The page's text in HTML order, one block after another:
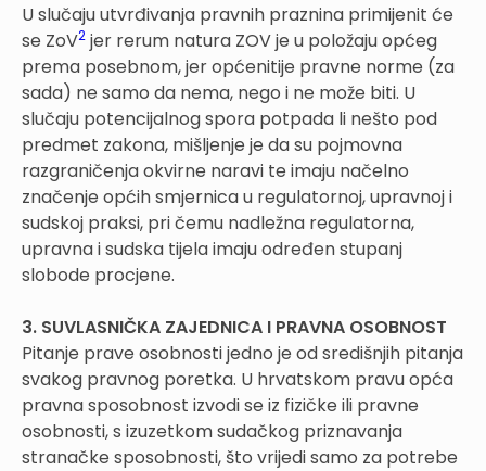
U slučaju utvrđivanja pravnih praznina primijenit će
se ZoV2 jer rerum natura ZOV je u položaju općeg
prema posebnom, jer općenitije pravne norme (za
sada) ne samo da nema, nego i ne može biti. U
slučaju potencijalnog spora potpada li nešto pod
predmet zakona, mišljenje je da su pojmovna
razgraničenja okvirne naravi te imaju načelno
značenje općih smjernica u regulatornoj, upravnoj i
sudskoj praksi, pri čemu nadležna regulatorna,
upravna i sudska tijela imaju određen stupanj
slobode procjene.
3. SUVLASNIČKA ZAJEDNICA I PRAVNA OSOBNOST
Pitanje prave osobnosti jedno je od središnjih pitanja
svakog pravnog poretka. U hrvatskom pravu opća
pravna sposobnost izvodi se iz fizičke ili pravne
osobnosti, s izuzetkom sudačkog priznavanja
stranačke sposobnosti, što vrijedi samo za potrebe